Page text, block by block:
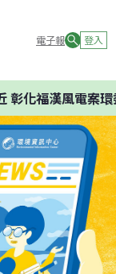
電子報 登入
化福漢風電案環